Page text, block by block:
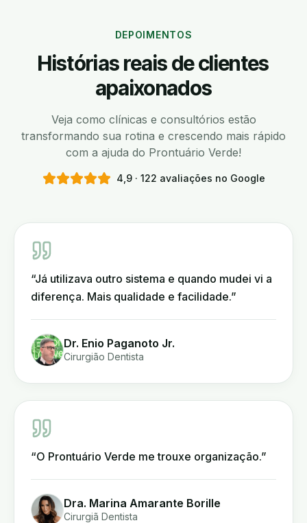
DEPOIMENTOS
Histórias reais de clientes
apaixonados
Veja como clínicas e consultórios estão
transformando sua rotina e crescendo mais rápido
com a ajuda do Prontuário Verde!
4,9 · 122 avaliações no Google
“Já utilizava outro sistema e quando mudei vi a
diferença. Mais qualidade e facilidade.”
Dr. Enio Paganoto Jr.
Cirurgião Dentista
“O Prontuário Verde me trouxe organização.”
Dra. Marina Amarante Borille
Cirurgiã Dentista